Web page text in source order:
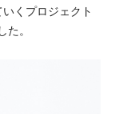
くプロジェクト
た。